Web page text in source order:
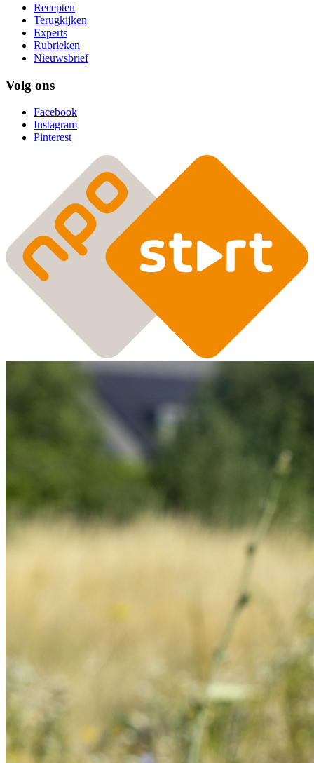
Recepten
Terugkijken
Experts
Rubrieken
Nieuwsbrief
Volg ons
Facebook
Instagram
Pinterest